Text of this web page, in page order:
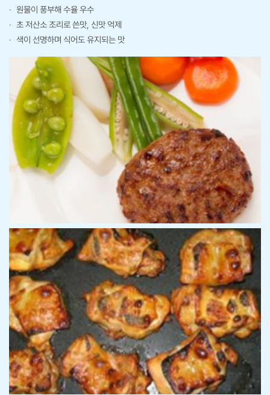
원물이 풍부해 수율 우수
초 저산소 조리로 쓴맛, 신맛 억제​
색이 선명하며 식어도 유지되는 맛​